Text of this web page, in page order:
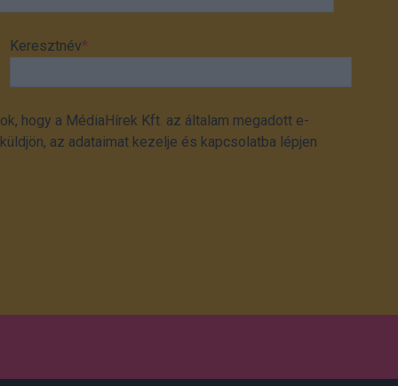
Keresztnév*
hogy a MédiaHírek Kft. az általam megadott e-
az adataimat kezelje és kapcsolatba lépjen